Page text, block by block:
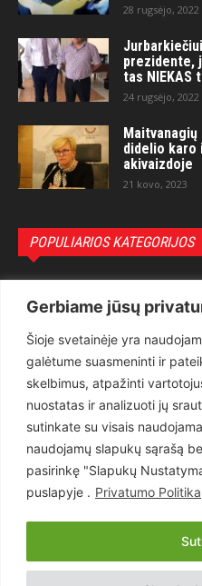
Gerbiame jūsų
Šioje svetainėje yra
galėtume suasmeninti ir
skelbimus, atpažinti
nuostatas ir analizuoti jų
sutinkate su visais
naudojamų slapukų sąrašą
pasirinkę "Slapukų
puslapyje . Privatumo Politika
28 rugsėjo, 2022
prezidente,
tas NIEKAS
24 rugsėjo, 2022
didelio karo
akivaizdoje
21 kovo, 2023
POPULIARIOS KATEGORIJOS
Teisėsauga
Aktualu
Lietuva
Pasaulis
Статьи на русском
Articles in english
Copyright © 2026 UAB